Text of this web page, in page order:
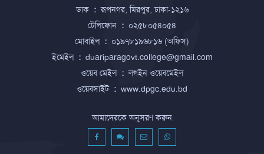
ডাক : রূপনগর, মিরপুর, ঢাকা-১২১৬
টেলিফোন : ০২৫৮০৫৪০৫৪
মোবাইল : ০১৯৭৮১৯৬৮১৬ (অফিস)
ইমেইল : duariparagovt.college@gmail.com
ওয়েব মেইল : লগইন ওয়েবমেইল
ওয়েবসাইট : www.dpgc.edu.bd
আমাদেরকে অনুসরণ করুন